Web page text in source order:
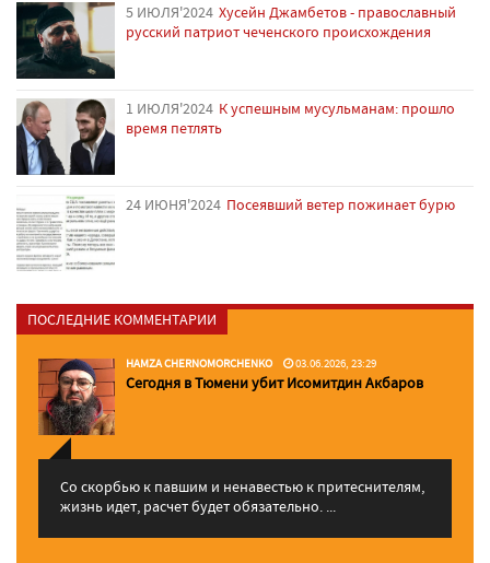
5 ИЮЛЯ'2024 Хусейн Джамбетов - православный
русский патриот чеченского происхождения
1 ИЮЛЯ'2024 К успешным мусульманам: прошло
время петлять
24 ИЮНЯ'2024 Посеявший ветер пожинает бурю
ПОСЛЕДНИЕ КОММЕНТАРИИ
HAMZA CHERNOMORCHENKO 03.06.2026, 23:29
Сегодня в Тюмени убит Исомитдин Акбаров
Со скорбью к павшим и ненавестью к притеснителям,
жизнь идет, расчет будет обязательно. ...